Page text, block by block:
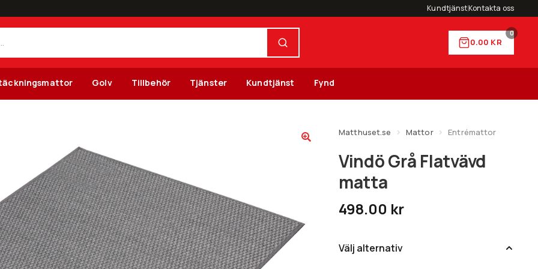
KundtjänstKontakta oss
0.00 KR
0
Golv Tillbehör Tjänster Kundtjänst Fynd
Matthuset.se Mattor Entrémattor
Vindö Grå Flatvävd
matta
498.00 kr
Välj alternativ